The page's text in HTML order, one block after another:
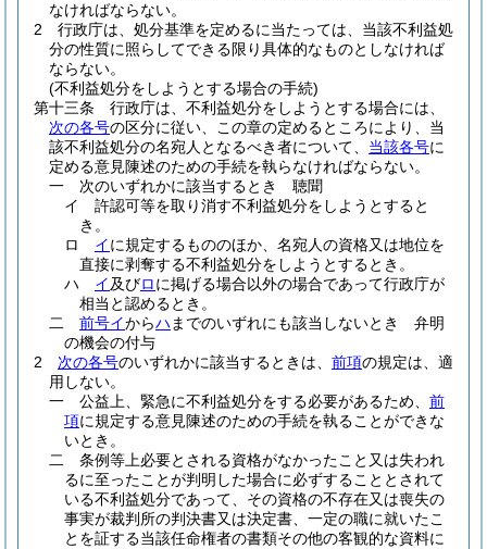
なければならない。
2
行政庁は、処分基準を定めるに当たっては、当該不利益処
分の性質に照らしてできる限り具体的なものとしなければ
ならない。
(不利益処分をしようとする場合の手続)
第十三条
行政庁は、不利益処分をしようとする場合には、
次の各号の区分に従い、この章の定めるところにより、当
該不利益処分の名宛人となるべき者について、 当該各号に
定める意見陳述のための手続を執らなければならない。
一
次のいずれかに該当するとき 聴聞
イ
許認可等を取り消す不利益処分をしようとすると
き。
ロ
イに規定するもののほか、名宛人の資格又は地位を
直接に剥奪する不利益処分をしようとするとき。
ハ
イ及びロに掲げる場合以外の場合であって行政庁が
相当と認めるとき。
二
前号イからハ までのいずれにも該当しないとき 弁明
の機会の付与
2
次の各号のいずれかに該当するときは、 前項の規定は、適
用しない。
一
公益上、緊急に不利益処分をする必要があるため、 前
項に規定する意見陳述のための手続を執ることができな
いとき。
二
条例等上必要とされる資格がなかったこと又は失われ
るに至ったことが判明した場合に必ずすることとされて
いる不利益処分であって、その資格の不存在又は喪失の
事実が裁判所の判決書又は決定書、一定の職に就いたこ
とを証する当該任命権者の書類その他の客観的な資料に